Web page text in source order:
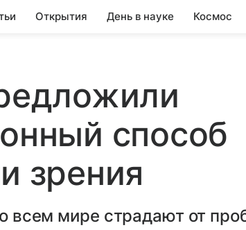
Открытия День в науке Космос
способ
зрения
всем мире страдают от